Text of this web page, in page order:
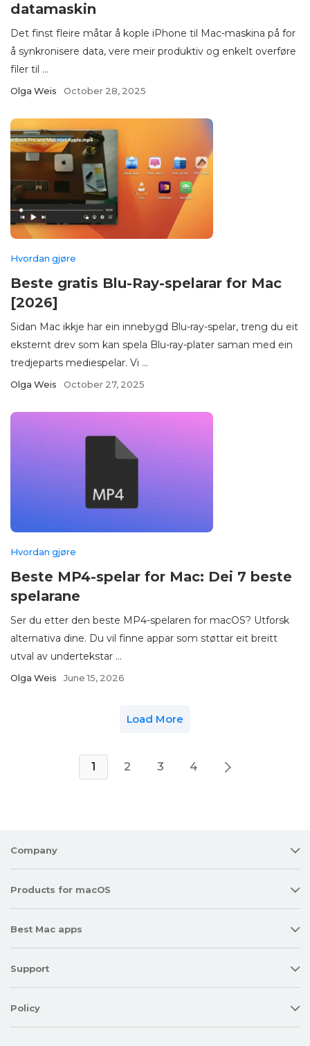
datamaskin
Det finst fleire måtar å kople iPhone til Mac-maskina på for
å synkronisere data, vere meir produktiv og enkelt overføre
filer til ...
Olga Weis October 28, 2025
Hvordan gjøre
Beste gratis Blu-Ray-spelarar for Mac
[2026]
Sidan Mac ikkje har ein innebygd Blu-ray-spelar, treng du eit
eksternt drev som kan spela Blu-ray-plater saman med ein
tredjeparts mediespelar. Vi ...
Olga Weis October 27, 2025
Hvordan gjøre
Beste MP4-spelar for Mac: Dei 7 beste
spelarane
Ser du etter den beste MP4-spelaren for macOS? Utforsk
alternativa dine. Du vil finne appar som støttar eit breitt
utval av undertekstar ...
Olga Weis June 15, 2026
Load More
1 2 3 4
Company
Products for macOS
Best Mac apps
Support
Policy